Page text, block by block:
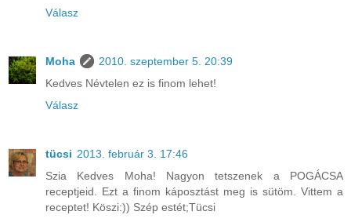
Válasz
Moha
2010. szeptember 5. 20:39
Kedves Névtelen ez is finom lehet!
Válasz
tücsi 2013. február 3. 17:46
Szia Kedves Moha! Nagyon tetszenek a POGÁCSA
receptjeid. Ezt a finom káposztást meg is sütöm. Vittem a
receptet! Köszi:)) Szép estét;Tücsi